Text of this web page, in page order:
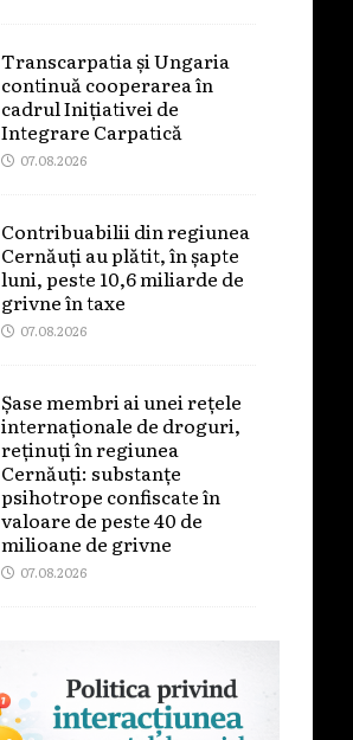
Transcarpatia și Ungaria
continuă cooperarea în
cadrul Inițiativei de
Integrare Carpatică
07.08.2026
Contribuabilii din regiunea
Cernăuți au plătit, în șapte
luni, peste 10,6 miliarde de
grivne în taxe
07.08.2026
Șase membri ai unei rețele
internaționale de droguri,
reținuți în regiunea
Cernăuți: substanțe
psihotrope confiscate în
valoare de peste 40 de
milioane de grivne
07.08.2026